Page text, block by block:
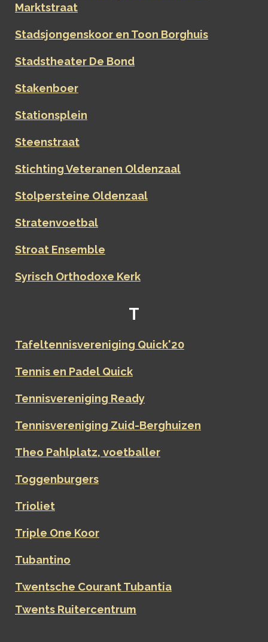
Marktstraat
Stadsjongenskoor en Toon Borghuis
Stadstheater De Bond
Stakenboer
Stationsplein
Steenstraat
Stichting Veteranen Oldenzaal
Stolpersteine Oldenzaal
Stratenvoetbal
Stroat Ensemble
Syrisch Orthodoxe Kerk
T
Tafeltennisvereniging Quick'20
Tennis en Padel Quick
Tennisvereniging Ready
Tennisvereniging Zuid-Berghuizen
Theo Pahlplatz, voetballer
Toggenburgers
Trioliet
Triple One Koor
Tubantino
Twentsche Courant Tubantia
Twents Ruitercentrum